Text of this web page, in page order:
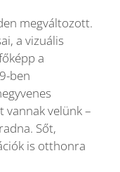
megváltozott.
a vizuális
a
ben
vannak velünk –
Sőt,
is otthonra